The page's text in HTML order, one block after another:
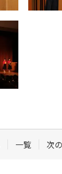
一覧 次